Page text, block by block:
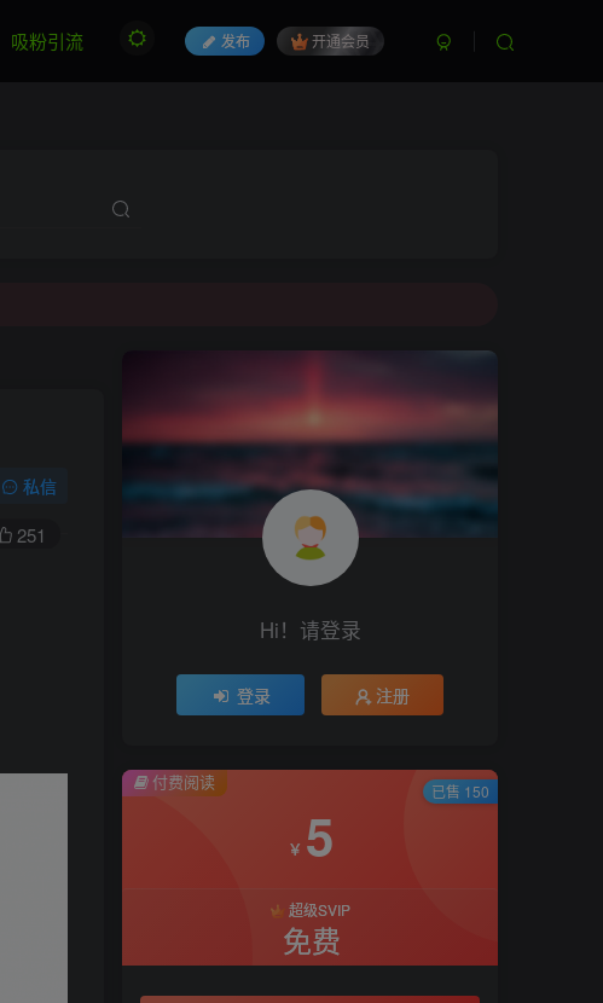
发布 开通会员
吸粉引流
私信
251
Hi！请登录
登录 注册
付费阅读
￥ 5
超级SVIP
免费
已售 150